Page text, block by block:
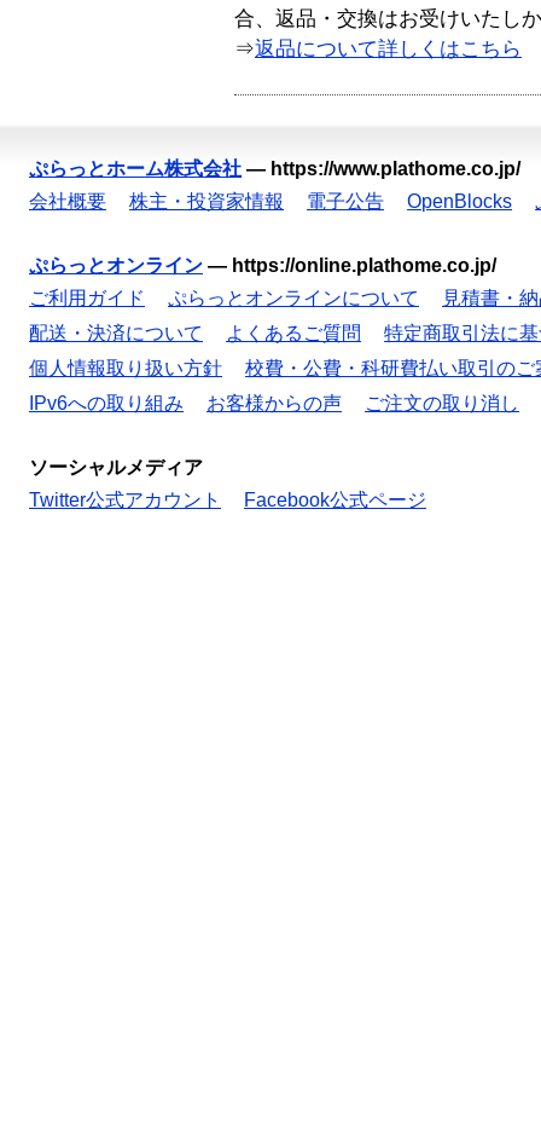
合、返品・交換はお受けいたし
⇒返品について詳しくはこちら
ぷらっとホーム株式会社 — https://www.plathome.co.jp/
会社概要
株主・投資家情報 電子公告 OpenBlocks
ぷらっとオンライン — https://online.plathome.co.jp/
ご利用ガイド
ぷらっとオンラインについて
見積書・
配送・決済について
よくあるご質問
特定商取引法に
個人情報取り扱い方針
校費・公費・科研費払い取引のご
IPv6への取り組み
お客様からの声 ご注文の取り消し
ソーシャルメディア
Twitter公式アカウント
Facebook公式ページ